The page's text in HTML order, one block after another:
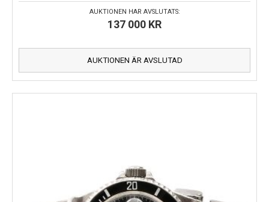
AUKTIONEN HAR AVSLUTATS:
137 000 KR
AUKTIONEN ÄR AVSLUTAD